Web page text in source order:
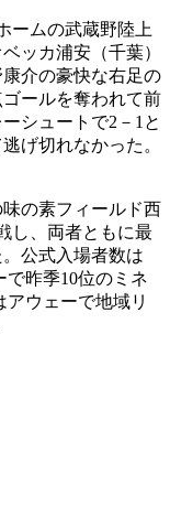
ームの武蔵野陸上
ッカ浦安（千葉）
介の豪快な右足の
ールを奪われて前
シュートで2－1と
げ切れなかった。
の素フィールド西
し、両者ともに最
公式入場者数は
で昨季10位のミネ
ウェーで地域リ